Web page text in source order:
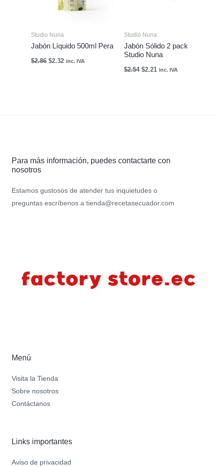
Studio Nuna
Jabón Líquido 500ml Pera
$2.86 $2.32 inc. IVA
Studio Nuna
Jabón Sólido 2 pack
Studio Nuna
$2.54 $2.21 inc. IVA
Para más información, puedes contactarte con
nosotros
Estamos gustosos de atender tus inquietudes o
preguntas escríbenos a tienda@recetasecuador.com
Menú
Visita la Tienda
Sobre nosotros
Contáctanos
Links importantes
Aviso de privacidad